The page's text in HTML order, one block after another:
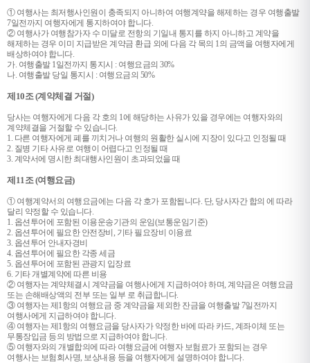
① 여행사는 최저행사인원이 충족되지 아니하여 여행계약을 해제하는 경우 여행출발
7일전까지 여행자에게 통지하여야 합니다.
② 여행사가 여행참가자 수 미달로 전항의 기일내 통지를 하지 아니하고 계약을
해제하는 경우 이미 지급받은 계약금 환급 외에 다음 각 목의 1의 금액을 여행자에게
배상하여야 합니다.
가. 여행출발 1일전까지 통지시 : 여행요금의 30%
나. 여행출발 당일 통지시 : 여행요금의 50%
제10조 (계약체결 거절)
당사는 여행자에게 다음 각 호의 1에 해당하는 사유가 있을 경우에는 여행자와의
계약체결을 거절할 수 있습니다.
1. 다른 여행자에게 폐를 끼치거나 여행의 원활한 실시에 지장이 있다고 인정될 때
2. 질병 기타 사유로 여행이 어렵다고 인정될 때
3. 계약서에 명시한 최대행사인원이 초과되었을 때
제11조 (여행요금)
① 여행계약서의 여행요금에는 다음 각 호가 포함됩니다. 단, 당사자간 합의 에 따라
달리 약정할 수 있습니다.
1. 옵션투어에 포함된 이용운송기관의 운임(보통운임기준)
2. 옵션투어에 필요한 안전장비, 기타 필요장비 이용료
3. 옵션투어 안내자경비
4. 옵션투어에 필요한 각종 세금
5. 옵션투어에 포함된 관광지 입장료
6. 기타 개별계약에 따른 비용
② 여행자는 계약체결시 계약금을 여행사에게 지급하여야 하며, 계약금은 여행요금
또는 손해배상액의 전부 또는 일부 로 취급합니다.
③ 여행자는 제1항의 여행요금 중 계약금을 제외한 잔금을 여행출발 7일전까지
여행사에게 지급하여야 합니다.
④ 여행자는 제1항의 여행요금을 당사자가 약정한 바에 따라 카드, 계좌이체 또는
무통장입금 등의 방법으로 지급하여야 합니다.
⑤ 여행자와의 개별합의에 따라 여행요금에 여행자 보험료가 포함되는 경우
여행사는 보험회사명, 보상내용 등을 여행자에게 설명하여야 합니다.